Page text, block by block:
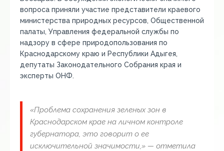
вопроса приняли участие представители краевого
министерства природных ресурсов, Общественной
палаты, Управления федеральной службы по
надзору в сфере природопользования по
Краснодарскому краю и Республики Адыгея,
депутаты Законодательного Собрания края и
эксперты ОНФ.
«Проблема сохранения зеленых зон в
Краснодарском крае на личном контроле
губернатора, это говорит о ее
исключительной значимости,» — отметила